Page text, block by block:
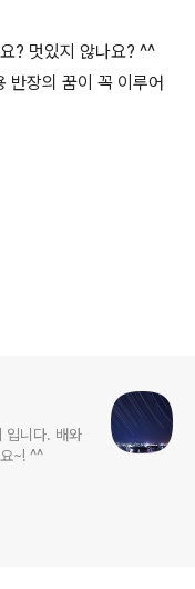
? 멋있지 않나요? ^^
반장의 꿈이 꼭 이루어
입니다. 배와
~! ^^